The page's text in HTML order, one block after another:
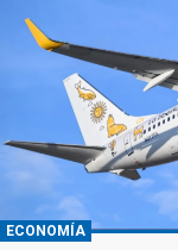
ECONOMÍA